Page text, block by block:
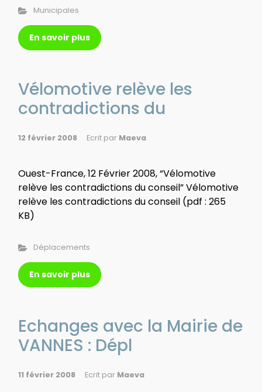
Municipales
En savoir plus
Vélomotive relève les
contradictions du
12 février 2008 Ecrit par Maeva
Ouest-France, 12 Février 2008, “Vélomotive
relève les contradictions du conseil” Vélomotive
relève les contradictions du conseil (pdf : 265
KB)
Déplacements
En savoir plus
Echanges avec la Mairie de
VANNES : Dépl
11 février 2008 Ecrit par Maeva